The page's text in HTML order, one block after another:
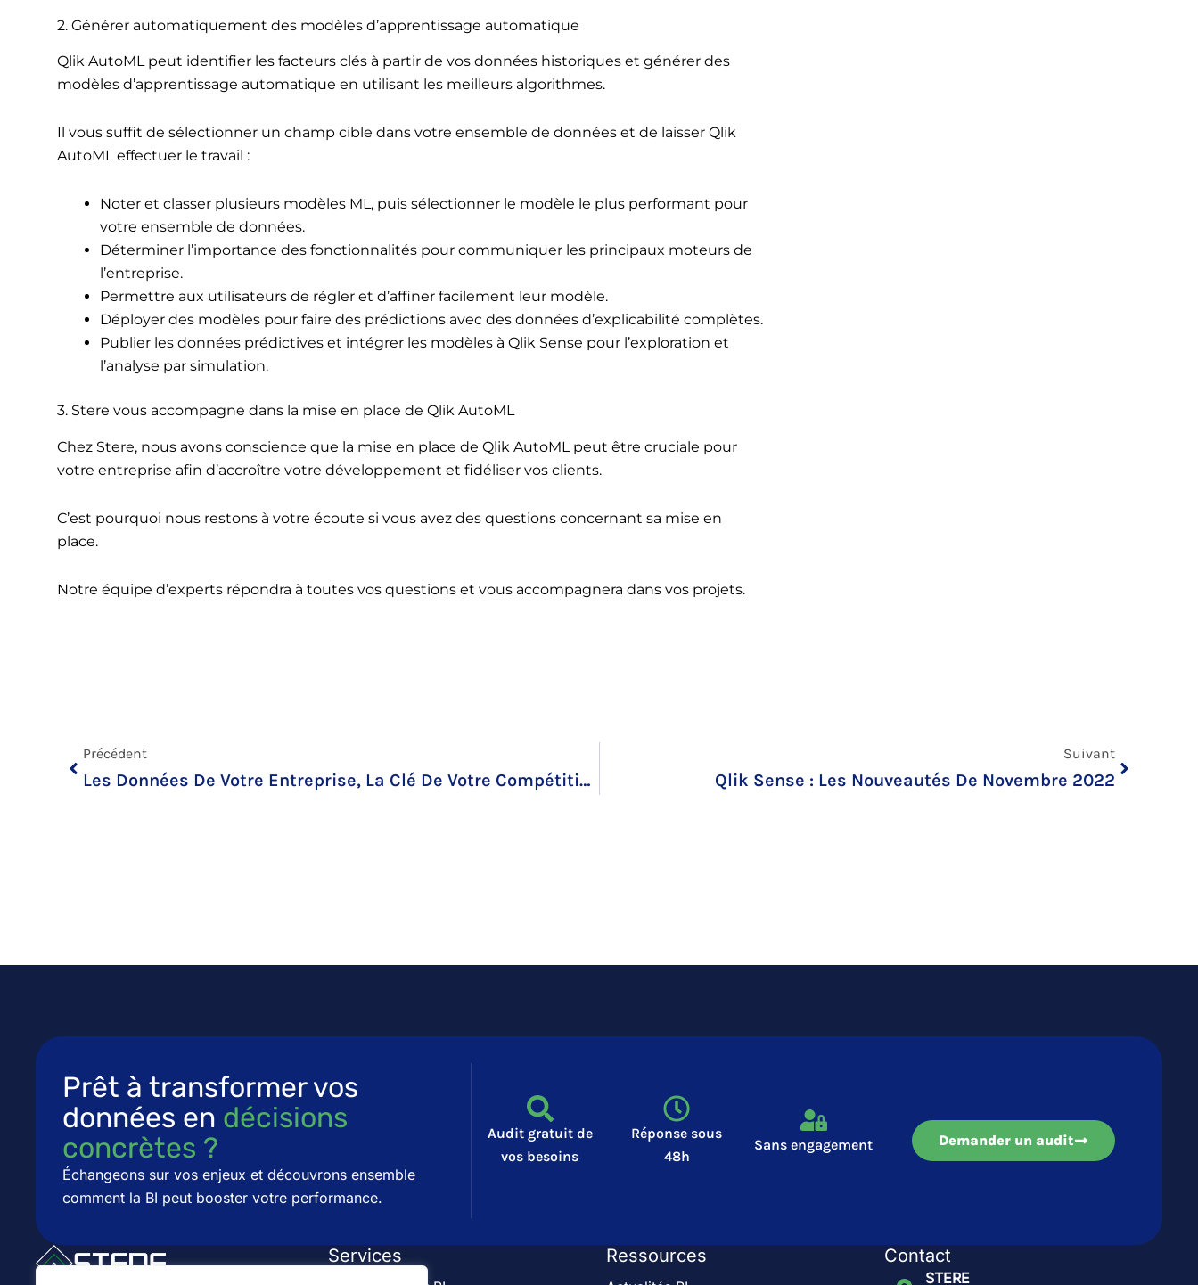
2. Générer automatiquement des modèles d’apprentissage automatique
Qlik AutoML peut identifier les facteurs clés à partir de vos données historiques et générer des
modèles d’apprentissage automatique en utilisant les meilleurs algorithmes.
Il vous suffit de sélectionner un champ cible dans votre ensemble de données et de laisser Qlik
AutoML effectuer le travail :
Noter et classer plusieurs modèles ML, puis sélectionner le modèle le plus performant pour
votre ensemble de données.
Déterminer l’importance des fonctionnalités pour communiquer les principaux moteurs de
l’entreprise.
Permettre aux utilisateurs de régler et d’affiner facilement leur modèle.
Déployer des modèles pour faire des prédictions avec des données d’explicabilité complètes.
Publier les données prédictives et intégrer les modèles à Qlik Sense pour l’exploration et
l’analyse par simulation.
3. Stere vous accompagne dans la mise en place de Qlik AutoML
Chez Stere, nous avons conscience que la mise en place de Qlik AutoML peut être cruciale pour
votre entreprise afin d’accroître votre développement et fidéliser vos clients.
C’est pourquoi nous restons à votre écoute si vous avez des questions concernant sa mise en
place.
Notre équipe d’experts répondra à toutes vos questions et vous accompagnera dans vos projets.
Précédent
Les Données De Votre Entreprise, La Clé De Votre Compétitivité Grâce À La Business Intelligence (BI)
Suivant
Qlik Sense : Les Nouveautés De Novembre 2022
Prêt à transformer vos
données en décisions
concrètes ?​​
Échangeons sur vos enjeux et découvrons ensemble
comment la BI peut booster votre performance.
Audit gratuit de
vos besoins
Réponse sous
48h
Sans engagement Demander un audit
Services Ressources Contact
STERE